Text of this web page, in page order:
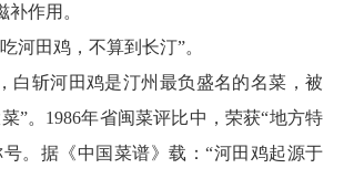
作用。
河田鸡，不算到 长汀”。
白斩河田鸡是汀州最负盛名的名菜，被
”。1986年省闽菜评比中，荣获“地方特
。据《中国菜谱》载：“河田鸡起源于